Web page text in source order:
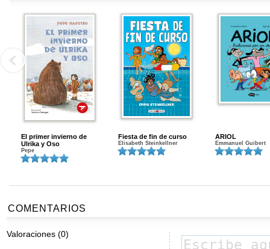
El primer invierno de
Ulrika y Oso
Pepe
Fiesta de fin de curso
Elisabeth Steinkellner
ARIOL
Emmanuel Guibert
COMENTARIOS
Valoraciones (0)